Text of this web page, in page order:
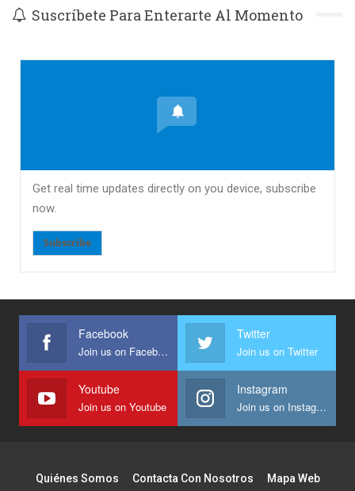
Suscríbete Para Enterarte Al Momento
Get real time updates directly on you device, subscribe
now.
Subscribe
Facebook
Join us on Facebook
Twitter
Join us on Twitter
Youtube
Join us on Youtube
Instagram
Join us on Instagram
Quiénes Somos Contacta Con Nosotros Mapa Web